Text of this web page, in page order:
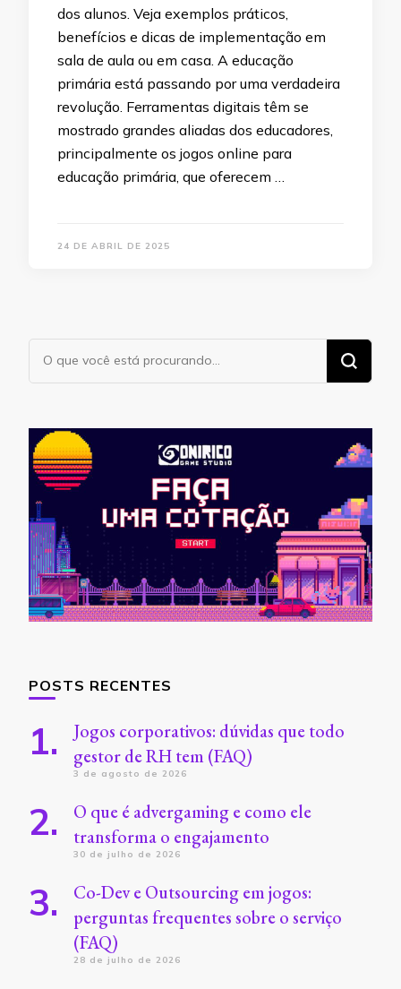
dos alunos. Veja exemplos práticos,
benefícios e dicas de implementação em
sala de aula ou em casa. A educação
primária está passando por uma verdadeira
revolução. Ferramentas digitais têm se
mostrado grandes aliadas dos educadores,
principalmente os jogos online para
educação primária, que oferecem …
24 DE ABRIL DE 2025
Procurando
POSTS RECENTES
Jogos corporativos: dúvidas que todo
gestor de RH tem (FAQ)
3 de agosto de 2026
O que é advergaming e como ele
transforma o engajamento
30 de julho de 2026
Co-Dev e Outsourcing em jogos:
perguntas frequentes sobre o serviço
(FAQ)
28 de julho de 2026